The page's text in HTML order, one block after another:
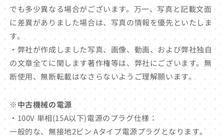
でも多少異なる場合がございます。万一、写真と記載文面
に差異がありました場合は、写真の情報を優先といたしま
す。
・弊社が作成しました写真、画像、動画、および弊社独自
の文章全てに関します著作権等は、弊社にございます。無
断使用、無断転載はなさらないようご理解願います。
※中古機械の電源
・100V 単相(15A以下)電源のプラグ仕様：
一般的な、無接地2ピン Aタイプ電源プラグとなります。